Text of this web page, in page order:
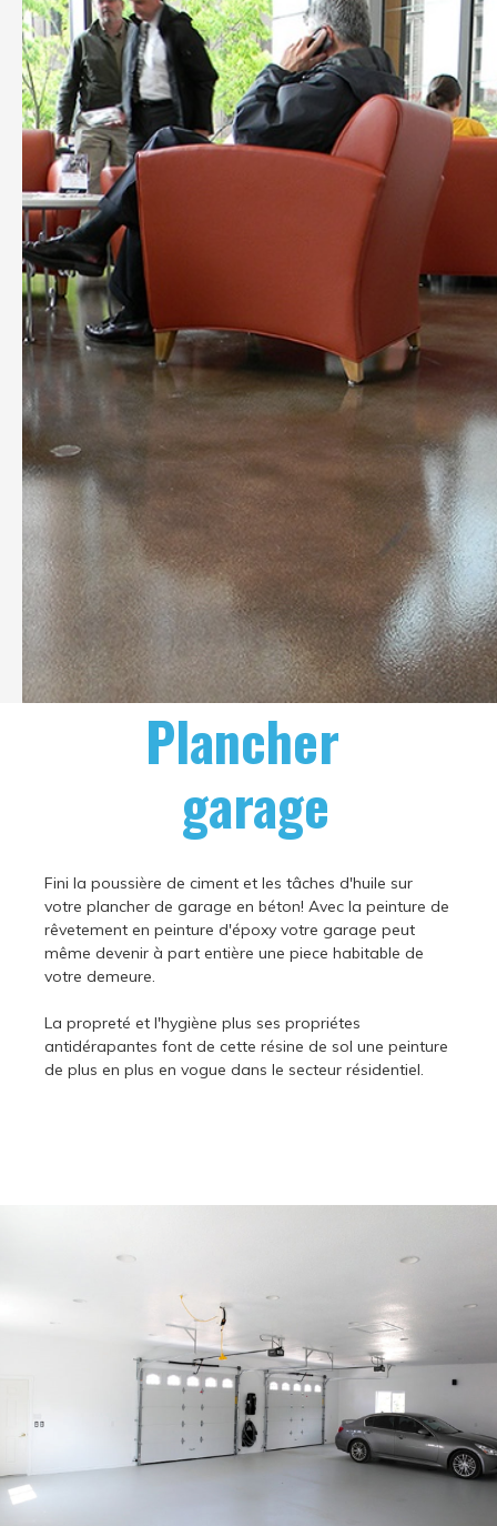
Plancher
garage
Fini la poussière de ciment et les tâches d'huile sur
votre plancher de garage en béton! Avec la peinture de
rêvetement en peinture d'époxy votre garage peut
même devenir à part entière une piece habitable de
votre demeure.
La propreté et l'hygiène plus ses propriétes
antidérapantes font de cette résine de sol une peinture
de plus en plus en vogue dans le secteur résidentiel.